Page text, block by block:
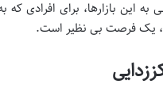
این بازارها، برای افرادی که
یک فرصت بی نظیر است.